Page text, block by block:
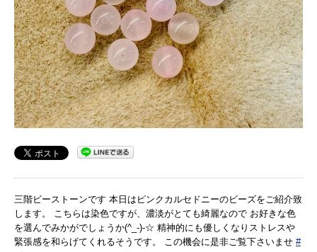
三階ビーストーンです 本日はピンクカルセドニーのビーズをご紹介致
します。 こちらは染色ですが、濃淡がとても綺麗なので お好きな色
を選んでみかがでしょうか(^_-)-☆ 精神的にも優しくなりストレスや
緊張感を和らげてくれるそうです。 この機会に是非ご覧下さいませ #